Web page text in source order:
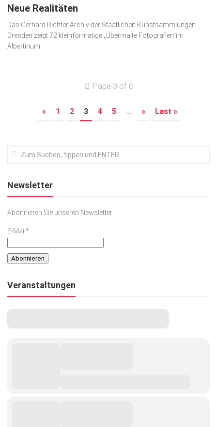
Neue Realitäten
Das Gerhard Richter Archiv der Staatlichen Kunst­sammlungen
Dresden zeigt 72 kleinformatige „Übermalte Foto­grafien”im
Albertinum.
Page 3 of 6
« 1 2 3 4 5 ... » Last »
Newsletter
Abonnieren Sie unseren Newsletter
E-Mail*
Veranstaltungen